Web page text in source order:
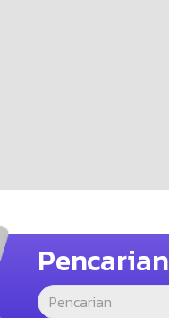
Pencarian